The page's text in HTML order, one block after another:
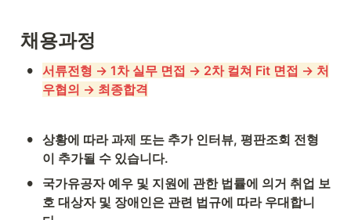
채용과정
• 서류전형 → 1차 실무 면접 → 2차 컬쳐 Fit 면접 → 처
우협의 → 최종합격
• 상황에 따라 과제 또는 추가 인터뷰, 평판조회 전형
이 추가될 수 있습니다.
•
국가유공자 예우 및 지원에 관한 법률에 의거 취업 보
호 대상자 및 장애인은 관련 법규에 따라 우대합니